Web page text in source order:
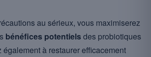
au sérieux, vous maximiserez
bénéfices potentielsdes probiotiques
également à restaurer efficacement